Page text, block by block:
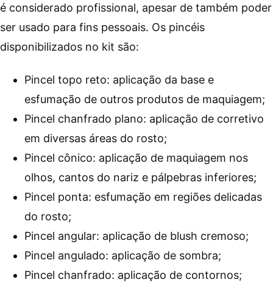
é considerado profissional, apesar de também poder
ser usado para fins pessoais. Os pincéis
disponibilizados no kit são:
Pincel topo reto: aplicação da base e
esfumação de outros produtos de maquiagem;
Pincel chanfrado plano: aplicação de corretivo
em diversas áreas do rosto;
Pincel cônico: aplicação de maquiagem nos
olhos, cantos do nariz e pálpebras inferiores;
Pincel ponta: esfumação em regiões delicadas
do rosto;
Pincel angular: aplicação de blush cremoso;
Pincel angulado: aplicação de sombra;
Pincel chanfrado: aplicação de contornos;